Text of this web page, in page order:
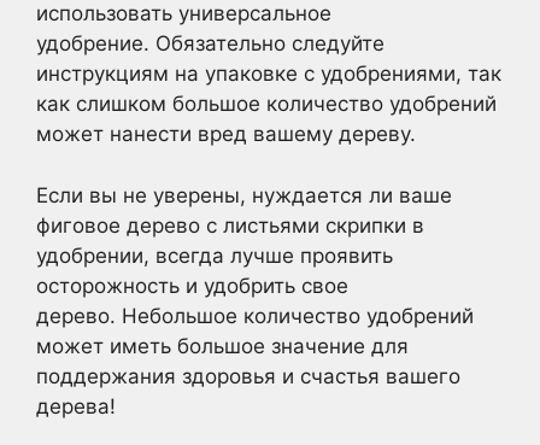
использовать универсальное
удобрение. Обязательно следуйте
инструкциям на упаковке с удобрениями, так
как слишком большое количество удобрений
может нанести вред вашему дереву.
Если вы не уверены, нуждается ли ваше
фиговое дерево с листьями скрипки в
удобрении, всегда лучше проявить
осторожность и удобрить свое
дерево. Небольшое количество удобрений
может иметь большое значение для
поддержания здоровья и счастья вашего
дерева!